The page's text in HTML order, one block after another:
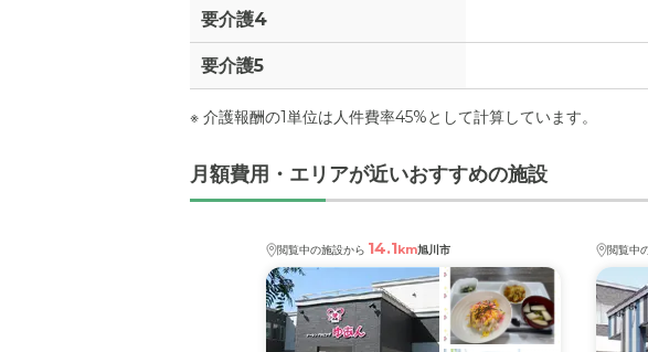
要介護4
要介護5
※ 介護報酬の1単位は人件費率45%として計算しています。
月額費用・エリアが近いおすすめの施設
閲覧中の施設から 14.1km旭川市 閲覧中